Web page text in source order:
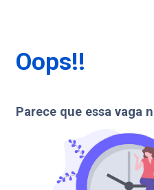
Oops!!
Parece que essa vaga